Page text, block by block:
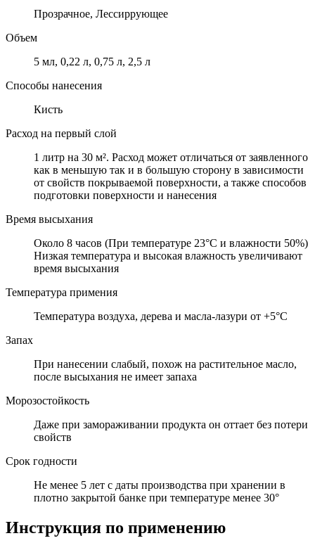
Прозрачное, Лессиррующее
Объем
5 мл, 0,22 л, 0,75 л, 2,5 л
Способы нанесения
Кисть
Расход на первый слой
1 литр на 30 м². Расход может отличаться от заявленного
как в меньшую так и в большую сторону в зависимости
от свойств покрываемой поверхности, а также способов
подготовки поверхности и нанесения
Время высыхания
Около 8 часов (При температуре 23°C и влажности 50%)
Низкая температура и высокая влажность увеличивают
время высыхания
Температура примения
Температура воздуха, дерева и масла-лазури от +5°C
Запах
При нанесении слабый, похож на растительное масло,
после высыхания не имеет запаха
Морозостойкость
Даже при замораживании продукта он оттает без потери
свойств
Срок годности
Не менее 5 лет с даты производства при хранении в
плотно закрытой банке при температуре менее 30°
Инструкция по применению